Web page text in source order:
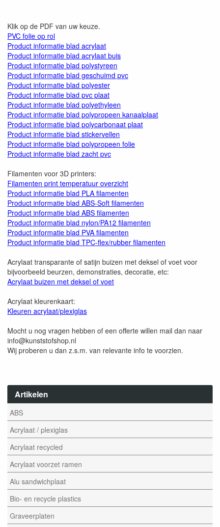
Artikelen
ABS
Acrylaat / plexiglas
Acrylaat recycled
Acrylaat voorzet ramen
Alu sandwichplaat
Bio- en recycle plastics
Graveerplaten
Klik op de PDF van uw keuze.
PVC folie op rol
Product informatie blad acrylaat
Product informatie blad acrylaat buis
Product informatie blad polystyreen
Product informatie blad geschuimd pvc
Product informatie blad polyester
Product informatie blad pvc plaat
Product informatie blad polyethyleen
Product informatie blad polypropeen kanaalplaat
Product informatie blad polycarbonaat plaat
Product informatie blad stickervellen
Product informatie blad polypropeen folie
Product informatie blad zacht pvc
Filamenten voor 3D printers:
Filamenten print temperatuur overzicht
Product informatie blad PLA filamenten
Product informatie blad ABS-Soft filamenten
Product informatie blad ABS filamenten
Product informatie blad nylon/PA12 filamenten
Product informatie blad PVA filamenten
Product informatie blad TPC-flex/rubber filamenten
Acrylaat transparante of satijn buizen met deksel of voet voor
bijvoorbeeld beurzen, demonstraties, decoratie, etc:
Acrylaat buizen met deksel of voet
Acrylaat kleurenkaart:
Kleuren acrylaat/plexiglas
Mocht u nog vragen hebben of een offerte willen mail dan naar
info@kunststofshop.nl
Wij proberen u dan z.s.m. van relevante info te voorzien.